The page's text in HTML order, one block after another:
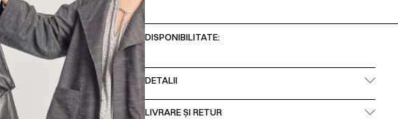
DISPONIBILITATE:
DETALII
LIVRARE ȘI RETUR